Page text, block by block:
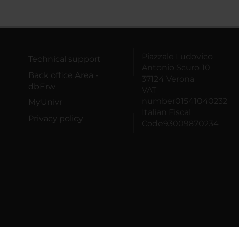
Technical support
Back office Area -
dbErw
MyUnivr
Privacy policy
Piazzale Ludovico
Antonio Scuro 10
37124 Verona
VAT
number01541040232
Italian Fiscal
Code93009870234